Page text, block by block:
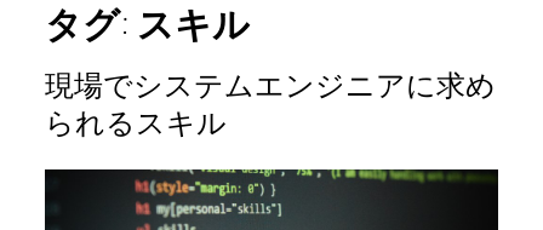
タグ: スキル
現場でシステムエンジニアに求め
られるスキル